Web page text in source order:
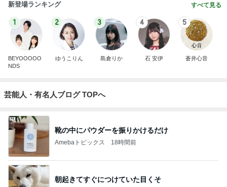
新登場ランキング すべて見る
1
BEYOOOOO
NDS
2
ゆうこりん
3
島倉りか
4
石 安伊
5
蒼井心音
芸能人・有名人ブログ TOPへ
靴の中にパウダーを振りかけるだけ
Amebaトピックス 18時間前
朝起きてすぐにつけていた目くそ